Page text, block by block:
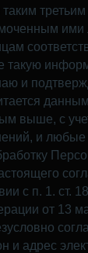
ими
такую
и
выше, с
и любые
с п. 1. ст.
от 13
и адрес